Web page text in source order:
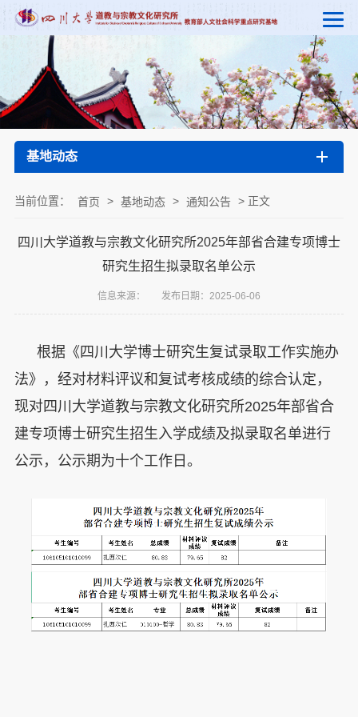
基地动态
当前位置： 首页 > 基地动态 > 通知公告 > 正文
四川大学道教与宗教文化研究所2025年部省合建专项博士
研究生招生拟录取名单公示
信息来源： 发布日期：2025-06-06
根据《四川大学博士研究生复试录取工作实施办
法》，经对材料评议和复试考核成绩的综合认定，
现对四川大学道教与宗教文化研究所2025年部省合
建专项博士研究生招生入学成绩及拟录取名单进行
公示，公示期为十个工作日。